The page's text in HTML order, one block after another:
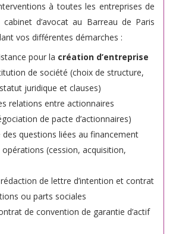
à toutes les entreprises de
d’avocat au Barreau de Paris
vos différentes démarches :
pour la création d’entreprise
de société (choix de structure,
juridique et clauses)
relations entre actionnaires
de pacte d’actionnaires)
des questions liées au financement
(cession, acquisition,
de lettre d’intention et contrat
ou parts sociales
de convention de garantie d’actif